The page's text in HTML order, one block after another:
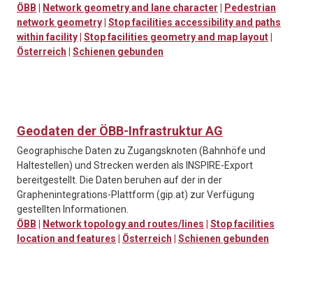
ÖBB
Network geometry and lane character
Pedestrian
network geometry Stop facilities accessibility and paths
within facility Stop facilities geometry and map layout
Österreich
Schienen gebunden
Geodaten der ÖBB-Infrastruktur AG
Geographische Daten zu Zugangsknoten (Bahnhöfe und
Haltestellen) und Strecken werden als INSPIRE-Export
bereitgestellt. Die Daten beruhen auf der in der
Graphenintegrations-Plattform (gip.at) zur Verfügung
gestellten Informationen.
ÖBB
Network topology and routes/lines
Stop facilities
location and features
Österreich Schienen gebunden